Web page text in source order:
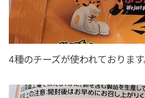
4種のチーズが使われております